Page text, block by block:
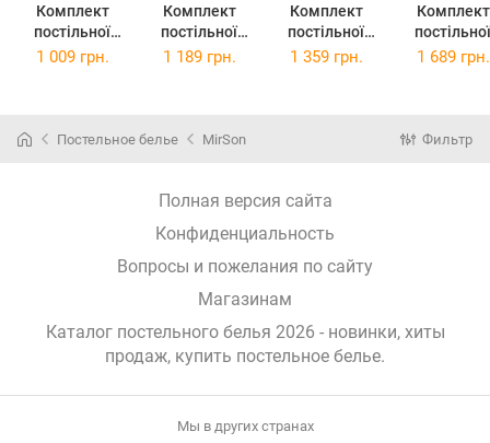
Комплект
постільної
білизни Бязь
Комплект
постільної
білизни Бязь
Комплект
постільної
білизни Бязь
Комплект
постільної
білизни Бязь
1 009 грн. 1 189 грн. 1 359 грн. 1 689 грн.
Постельное белье MirSon Фильтр
Полная версия сайта
Конфиденциальность
Вопросы и пожелания по сайту
Магазинам
Каталог постельного белья 2026 - новинки, хиты
продаж, купить постельное белье.
Мы в других странах